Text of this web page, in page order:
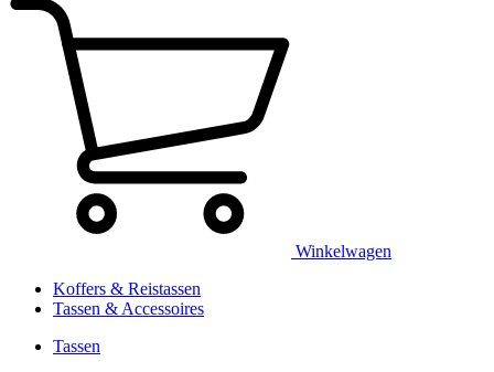
Winkelwagen
Koffers & Reistassen
Tassen & Accessoires
Tassen